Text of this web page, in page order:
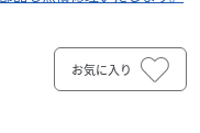
お気に入り